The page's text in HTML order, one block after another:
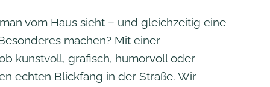
vom Haus sieht – und gleichzeitig eine
machen? Mit einer
kunstvoll, grafisch, humorvoll oder
echten Blickfang in der Straße. Wir